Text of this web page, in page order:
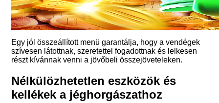
Egy jól összeállított menü garantálja, hogy a vendégek
szívesen látottnak, szeretettel fogadottnak és lelkesen
részt kívánnak venni a jövőbeli összejöveteleken.
Nélkülözhetetlen eszközök és
kellékek a jéghorgászathoz